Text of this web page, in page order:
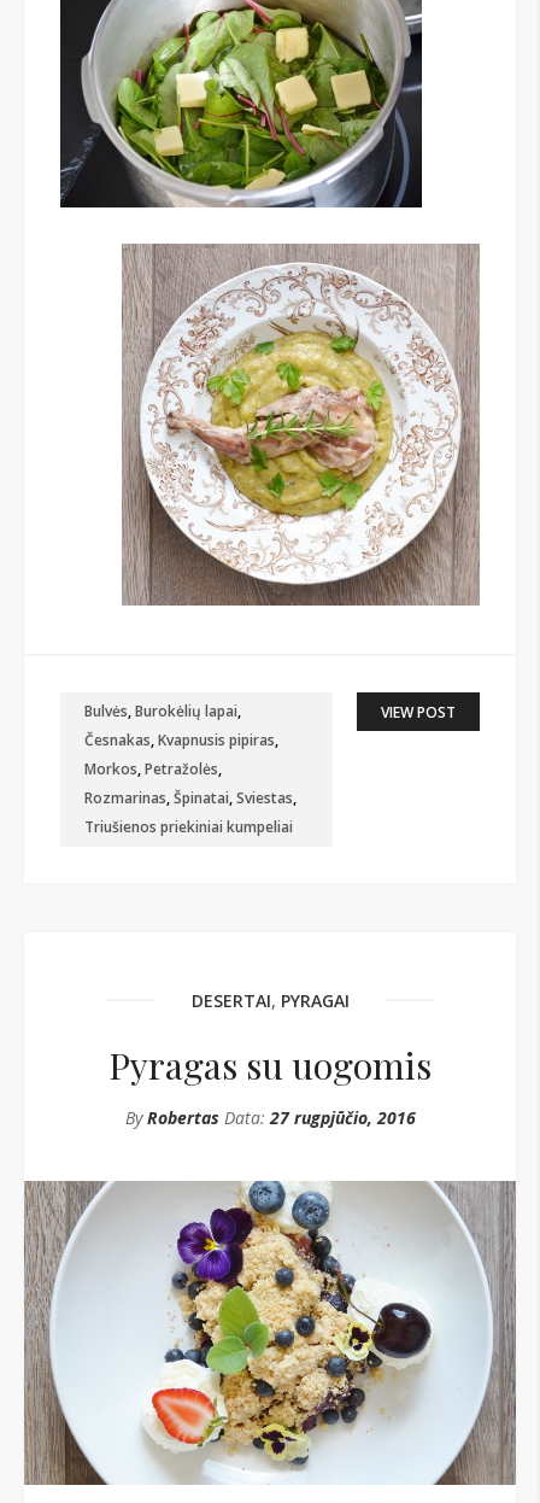
Bulvės,Burokėlių lapai,
Česnakas,Kvapnusis pipiras,
Morkos,Petražolės,
Rozmarinas,Špinatai,Sviestas,
Triušienos priekiniai kumpeliai
VIEW POST
DESERTAI, PYRAGAI
Pyragas su uogomis
ByRobertas Data:27 rugpjūčio, 2016